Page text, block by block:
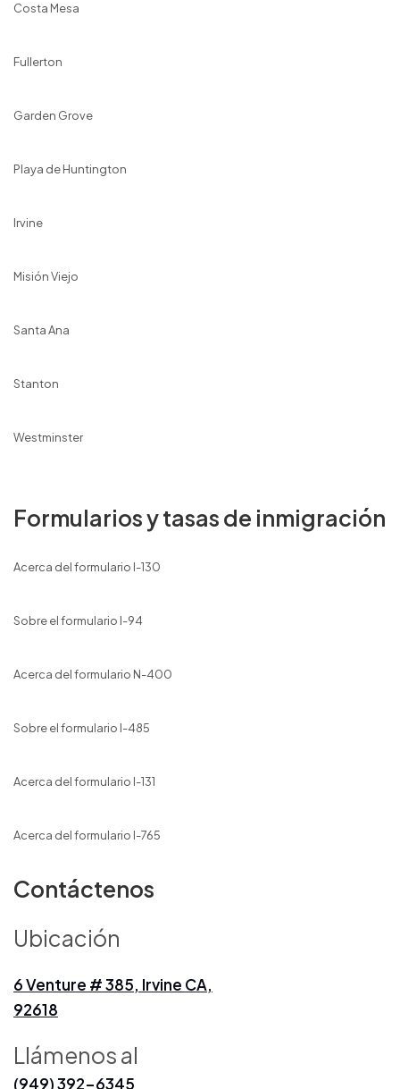
Costa Mesa
Fullerton
Garden Grove
Playa de Huntington
Irvine
Misión Viejo
Santa Ana
Stanton
Westminster
Formularios y tasas de inmigración
Acerca del formulario I-130
Sobre el formulario I-94
Acerca del formulario N-400
Sobre el formulario I-485
Acerca del formulario I-131
Acerca del formulario I-765
Contáctenos
Ubicación
6 Venture # 385, Irvine CA,
92618
Llámenos al
(949) 392-6345